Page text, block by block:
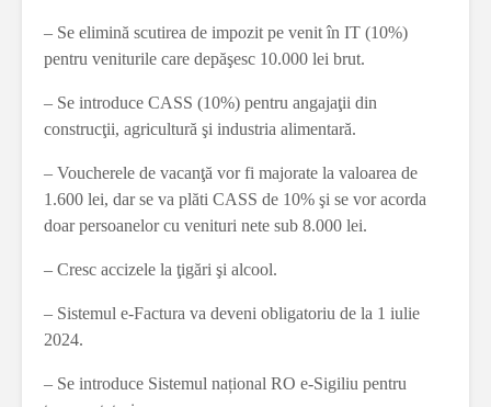
– Se elimină scutirea de impozit pe venit în IT (10%)
pentru veniturile care depăşesc 10.000 lei brut.
– Se introduce CASS (10%) pentru angajaţii din
construcţii, agricultură şi industria alimentară.
– Voucherele de vacanţă vor fi majorate la valoarea de
1.600 lei, dar se va plăti CASS de 10% şi se vor acorda
doar persoanelor cu venituri nete sub 8.000 lei.
– Cresc accizele la ţigări şi alcool.
– Sistemul e-Factura va deveni obligatoriu de la 1 iulie
2024.
– Se introduce Sistemul național RO e-Sigiliu pentru